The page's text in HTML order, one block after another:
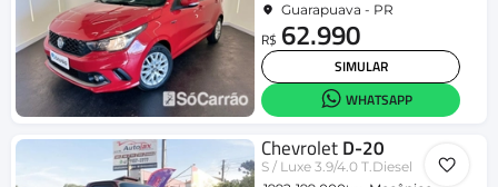
Guarapuava - PR
R$ 62.990
SIMULAR
WHATSAPP
ChevroletD-20
S / Luxe 3.9/4.0 T.Diesel